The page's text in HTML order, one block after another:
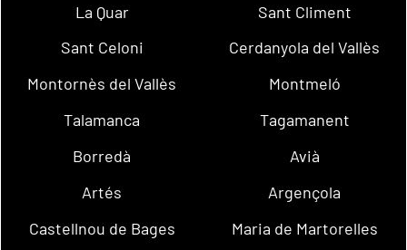
La Quar
Sant Climent
Sant Celoni
Cerdanyola del Vallès
Montornès del Vallès
Montmeló
Talamanca
Tagamanent
Borredà
Avià
Artés
Argençola
Castellnou de Bages
Maria de Martorelles